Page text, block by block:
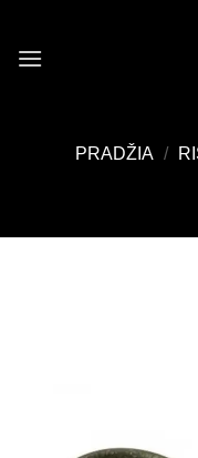
content
PRADŽIA /